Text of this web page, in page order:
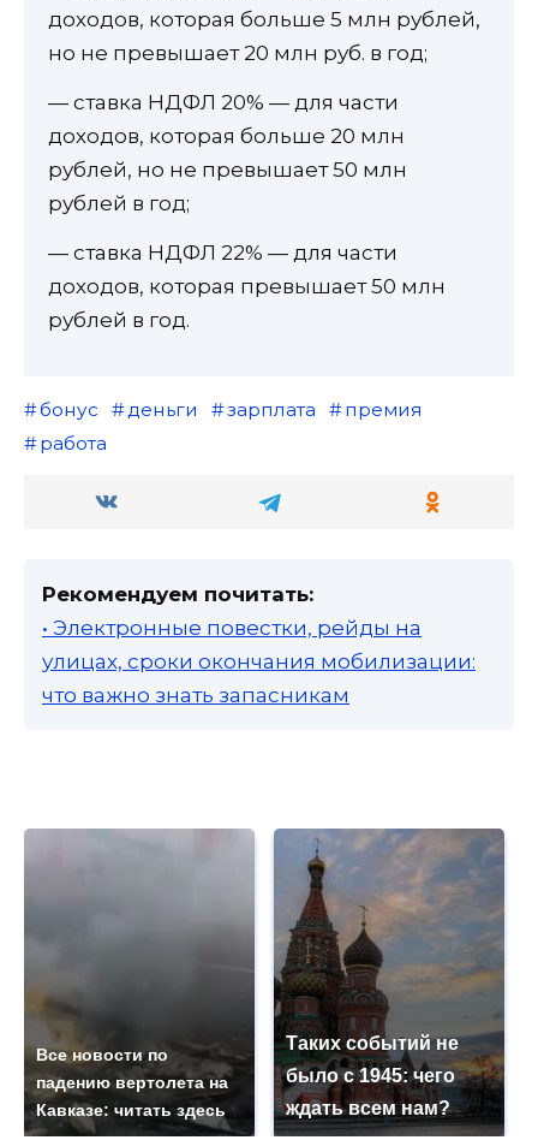
доходов, которая больше 5 млн рублей,
но не превышает 20 млн руб. в год;
— ставка НДФЛ 20% — для части
доходов, которая больше 20 млн
рублей, но не превышает 50 млн
рублей в год;
— ставка НДФЛ 22% — для части
доходов, которая превышает 50 млн
рублей в год.
бонус деньги зарплата
премия
работа
Рекомендуем почитать:
• Электронные повестки, рейды на
улицах, сроки окончания мобилизации:
что важно знать запасникам
Все новости по
падению вертолета на
Кавказе: читать здесь
Таких событий не
было с 1945: чего
ждать всем нам?